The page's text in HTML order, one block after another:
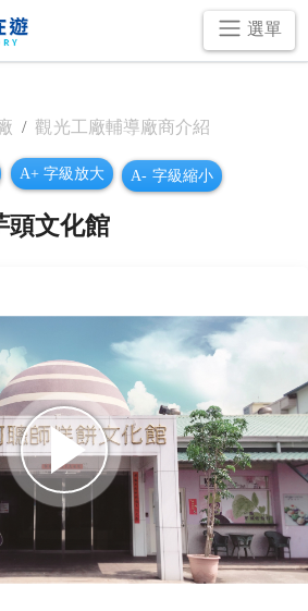
選單
觀光工廠輔導廠商介紹
A+ 字級放大 A- 字級縮小
頭文化館
播
放
影
片